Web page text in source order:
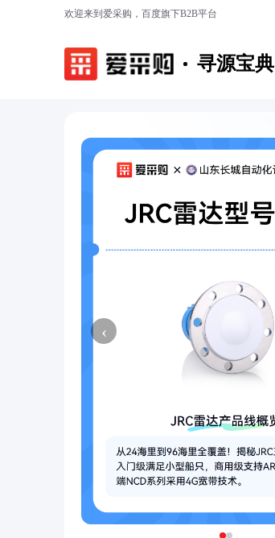
欢迎来到爱采购，百度旗下B2B平台
寻源宝典
‹